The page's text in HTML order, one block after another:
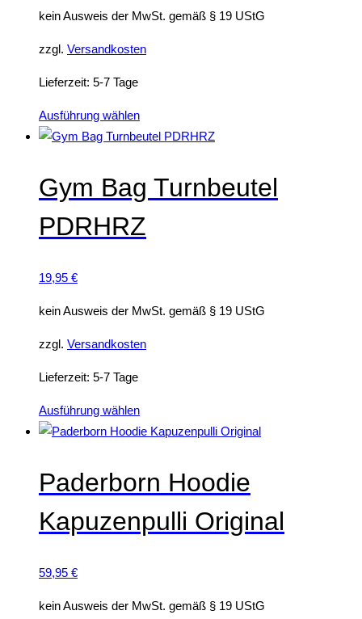
können
auf
werden
kein Ausweis der MwSt. gemäß § 19 UStG
zzgl. Versandkosten
Lieferzeit: 5-7 Tage
Ausführung wählenDieses
Produkt
mehrere
Varianten
auf.
Die
auf
Produktseite
Gym Bag Turnbeutel
PDRHRZ
19,95 €
kein Ausweis der MwSt. gemäß § 19 UStG
zzgl. Versandkosten
Lieferzeit: 5-7 Tage
Ausführung wählenDieses
Produkt
mehrere
Varianten
auf.
Die
auf
Paderborn Hoodie
Kapuzenpulli Original
59,95 €
kein Ausweis der MwSt. gemäß § 19 UStG